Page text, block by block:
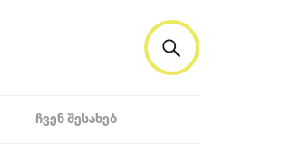
ᲩᲕᲔᲜ ᲨᲔᲡᲐᲮᲔᲑ